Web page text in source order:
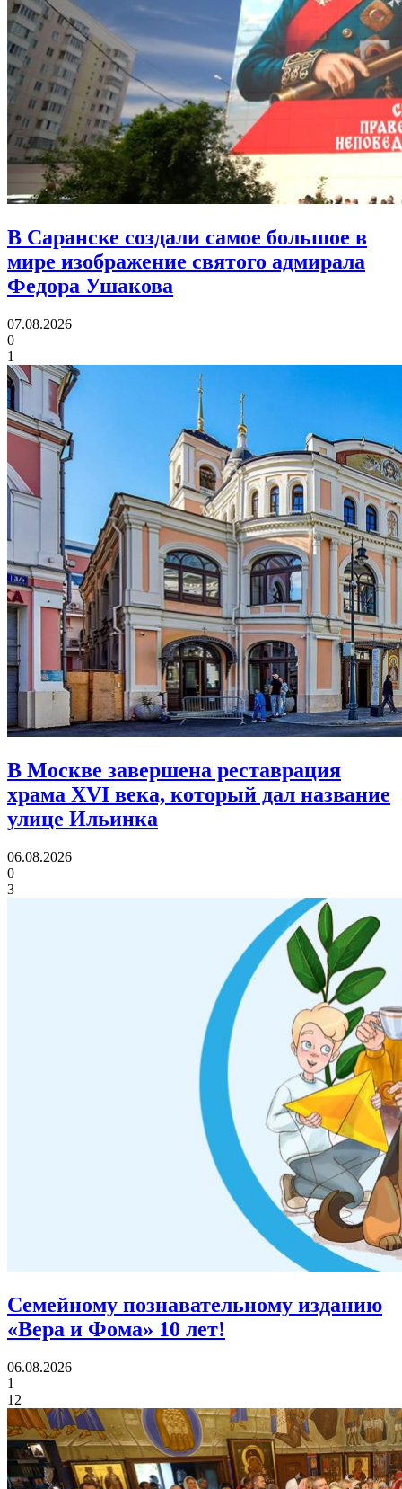
В Саранске создали самое большое в
мире изображение святого адмирала
Федора Ушакова
07.08.2026
0
1
В Москве завершена реставрация
храма XVI века, который дал название
улице Ильинка
06.08.2026
0
3
Семейному познавательному изданию
«Вера и Фома» 10 лет!
06.08.2026
1
12